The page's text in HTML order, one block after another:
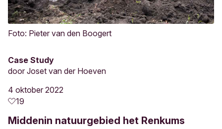
Foto: Pieter van den Boogert
Case Study
door Joset van der Hoeven
4 oktober 2022
19
Middenin natuurgebied het Renkums